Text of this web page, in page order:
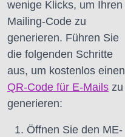
wenige Klicks, um Ihren
Mailing-Code zu
generieren. Führen Sie
die folgenden Schritte
aus, um kostenlos einen
QR-Code für E-Mails zu
generieren:
Öffnen Sie den ME-